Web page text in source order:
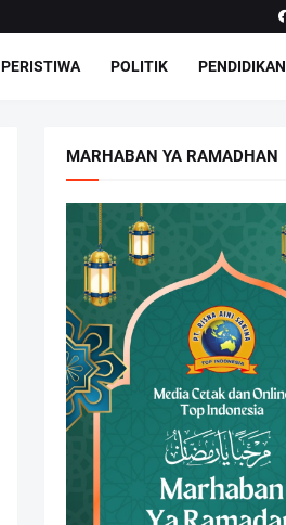
PERISTIWA POLITIK PENDIDIKAN
MARHABAN YA RAMADHAN